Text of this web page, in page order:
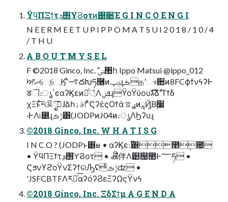
ΫϥΠΞϯτܕ΢ΥϨοτͷ࢓૊Έ G I N C O E N G I
N E E R M E E T U P I P P O M A T S U I 2 0 1 8 / 1 0 / 4
/ T H U
A B O U T M Y S E L
F ©2018 Ginco, Inc. ࣗݾ঺հ Ippo Matsui @ippo_012
ਆށେֶେֶӃʹͯ࠷దԽཧ࿦ͷݚڀɻࡏֶதʹෳ਺ͷ8FCϕϯνϟʔͰ
डୗ։ൃٴͼαʔϏεͷ্ཱͪ͛ΛܦݧɻΫοΫύουגࣜձࣾʹΤϯδ
χΞͱͯ͠৽ଔೖࣾ͠ɺձһࣄۀ෦ʹͯϚʔέςΟϯάࢪࡦͷཱҊ͔Β࣮૷
·ͰΛ୲౰ɻݱࡏ͸(JODPͷJ04ͷ։ൃΛϦʔυɻ
©2018 Ginco, Inc. W H A T I S G
I N C O ? (JODPͱ͸ʁ • αʔϏε։࢝͸೥݄೔
• ΫϥΠΞϯτܕ΢ΥϨοτ • ൿີ伴Λ୺຤಺Ͱ؅ཧ •
ϚϧνϒϩοΫνΣʔϯରԠʢݱࡏͭʣ •
'JSFCBTFΛར༻ͨ͠αʔόʔϨεΞʔΩςΫνϟ
©2018 Ginco, Inc. ΞδΣϯμ A G E N D A